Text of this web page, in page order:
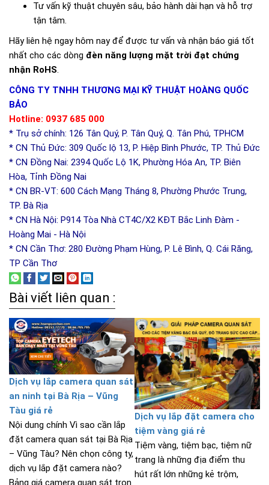
Tư vấn kỹ thuật chuyên sâu, bảo hành dài hạn và hỗ trợ
tận tâm.
Hãy liên hệ ngay hôm nay để được tư vấn và nhận báo giá tốt
nhất cho các dòng đèn năng lượng mặt trời đạt chứng
nhận RoHS.
CÔNG TY TNHH THƯƠNG MẠI KỸ THUẬT HOÀNG QUỐC
BẢO
Hotline: 0937 685 000
* Trụ sở chính: 126 Tân Quý, P. Tân Quý, Q. Tân Phú, TPHCM
* CN Thủ Đức: 309 Quốc lộ 13, P. Hiệp Bình Phước, TP. Thủ Đức
* CN Đồng Nai: 2394 Quốc Lộ 1K, Phường Hóa An, TP. Biên
Hòa, Tỉnh Đồng Nai
* CN BR-VT: 600 Cách Mạng Tháng 8, Phường Phước Trung,
TP. Bà Rịa
* CN Hà Nội: P914 Tòa Nhà CT4C/X2 KĐT Bắc Linh Đàm -
Hoàng Mai - Hà Nội
* CN Cần Thơ: 280 Đường Phạm Hùng, P. Lê Bình, Q. Cái Răng,
TP Cần Thơ
Bài viết liên quan :
Dịch vụ lắp camera quan sát
an ninh tại Bà Rịa – Vũng
Tàu giá rẻ
Nội dung chính Vì sao cần lắp
đặt camera quan sát tại Bà Rịa
– Vũng Tàu? Nên chọn công ty,
dịch vụ lắp đặt camera nào?
Dịch vụ lắp đặt camera cho
tiệm vàng giá rẻ
Tiệm vàng, tiệm bạc, tiệm nữ
trang là những địa điểm thu
hút rất lớn những kẻ trộm,